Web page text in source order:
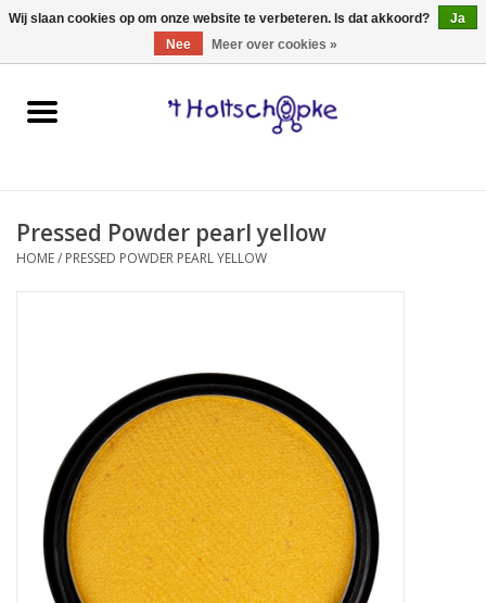
0 Artikelen - €0,00
Home
spellen
hebbedingen
kinderkamer
eten & drinken
knuffels
Pressed Powder pearl yellow
HOME/ PRESSED POWDER PEARL YELLOW
Wij slaan cookies op om onze website te verbeteren. Is dat akkoord?
Ja
Nee
Meer over cookies »